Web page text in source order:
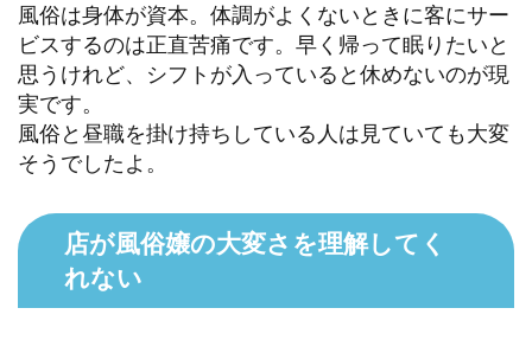
風俗は身体が資本。体調がよくないときに客にサー
ビスするのは正直苦痛です。早く帰って眠りたいと
思うけれど、シフトが入っていると休めないのが現
実です。
風俗と昼職を掛け持ちしている人は見ていても大変
そうでしたよ。
店が風俗嬢の大変さを理解してく
れない